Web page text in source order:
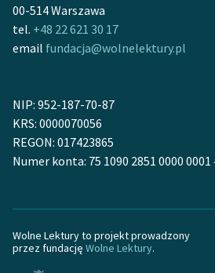
00-514 Warszawa
tel. +48 22 621 30 17
email fundacja@wolnelektury.pl
NIP: 952-187-70-87
KRS: 0000070056
REGON: 017423865
Numer konta: 75 1090 2851 0000 0001
Wolne Lektury to projekt prowadzony
przez fundację Wolne Lektury.